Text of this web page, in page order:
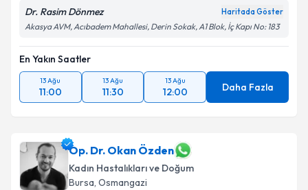
kapsamda işlenmesini kabul ediyorum.
Dr. Rasim Dönmez Haritada Göster
Akasya AVM, Acıbadem Mahallesi, Derin Sokak, A1 Blok, İç Kapı No: 183
En Yakın Saatler
13 Ağu
11:00
13 Ağu
11:30
13 Ağu
12:00 Daha Fazla
Op. Dr. Okan Özden
Kadın Hastalıkları ve Doğum
Bursa, Osmangazi